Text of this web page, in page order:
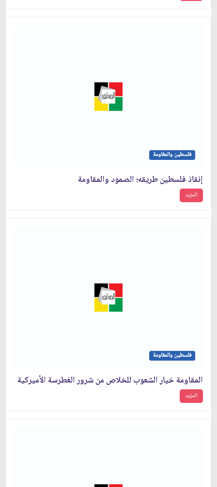
فلسطين والمقاومة
إنقاذ فلسطين طريقه؛ الصمود والمقاومة
المزيد
فلسطين والمقاومة
المقاومة خيار الشعوب للخلاص من شرور الغطرسة الأميركية
المزيد